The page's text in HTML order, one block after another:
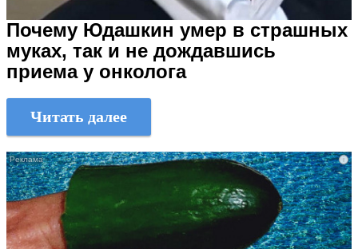
Почему Юдашкин умер в страшных
муках, так и не дождавшись
приема у онколога
Читать далее
i